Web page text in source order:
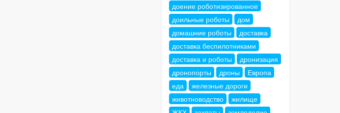
доение роботизированное
доильные роботы
дом
домашние роботы
доставка
доставка беспилотниками
доставка и роботы
дронизация
дронопорты
дроны
Европа
еда
железные дороги
животноводство
жилище